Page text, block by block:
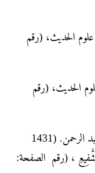
النقد في علوم الحديث، (رقم
في علوم الحديث، (رقم
السخاوي، شمس الدين أبو االخير محمد بن عبد الرحمن. (1431
، (رقم الصفحة: